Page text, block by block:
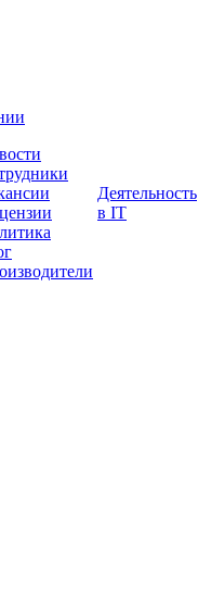
Деятельность
в IT